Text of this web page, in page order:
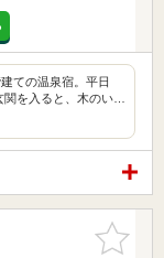
ての温泉宿。平日
を入ると、木のい…
お気に入
りに追加